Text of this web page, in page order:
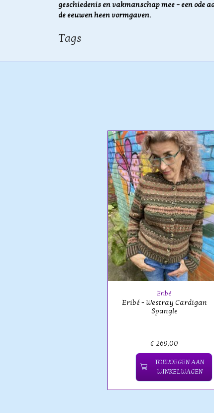
geschiedenis en vakmanschap mee – een ode
de eeuwen heen vormgaven.
Tags
Eribé
Eribé - Westray Cardigan
Spangle
€ 269,00
TOEVOEGEN AAN
WINKELWAGEN